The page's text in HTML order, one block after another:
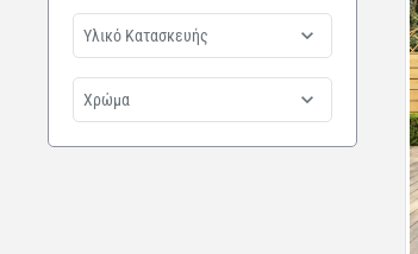
Υλικό Κατασκευής
Χρώμα